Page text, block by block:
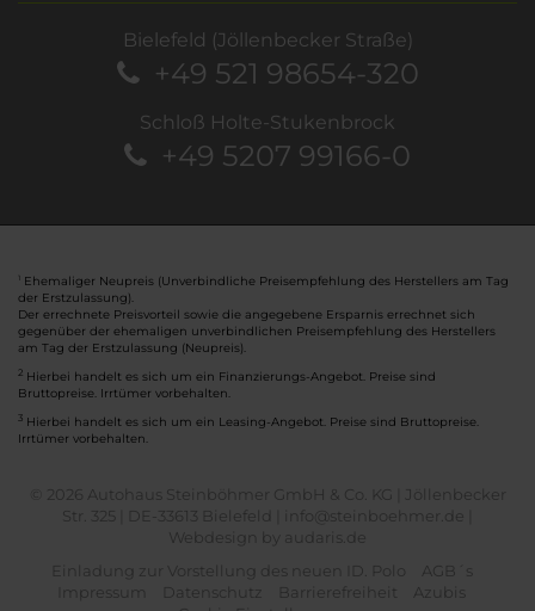
Bielefeld (Jöllenbecker Straße)
+49 521 98654-320
Schloß Holte-Stukenbrock
+49 5207 99166-0
Ehemaliger Neupreis (Unverbindliche Preisempfehlung des Herstellers am Tag
der Erstzulassung).
Der errechnete Preisvorteil sowie die angegebene Ersparnis errechnet sich
gegenüber der ehemaligen unverbindlichen Preisempfehlung des Herstellers
am Tag der Erstzulassung (Neupreis).
2 Hierbei handelt es sich um ein Finanzierungs-Angebot. Preise sind
Bruttopreise. Irrtümer vorbehalten.
3 Hierbei handelt es sich um ein Leasing-Angebot. Preise sind Bruttopreise.
Irrtümer vorbehalten.
© 2026 Autohaus Steinböhmer GmbH & Co. KG | Jöllenbecker
Str. 325 | DE-33613 Bielefeld | info@steinboehmer.de |
Webdesign by audaris.de
Einladung zur Vorstellung des neuen ID. Polo
AGB´s
Impressum
Datenschutz Barrierefreiheit
Azubis